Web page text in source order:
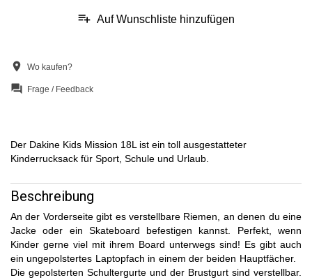
playlist_add Auf Wunschliste hinzufügen
location_on Wo kaufen?
question_answer Frage / Feedback
Der Dakine Kids Mission 18L ist ein toll ausgestatteter
Kinderrucksack für Sport, Schule und Urlaub.
Beschreibung
An der Vorderseite gibt es verstellbare Riemen, an denen du eine
Jacke oder ein Skateboard befestigen kannst. Perfekt, wenn
Kinder gerne viel mit ihrem Board unterwegs sind! Es gibt auch
ein ungepolstertes Laptopfach in einem der beiden Hauptfächer.
Die gepolsterten Schultergurte und der Brustgurt sind verstellbar.